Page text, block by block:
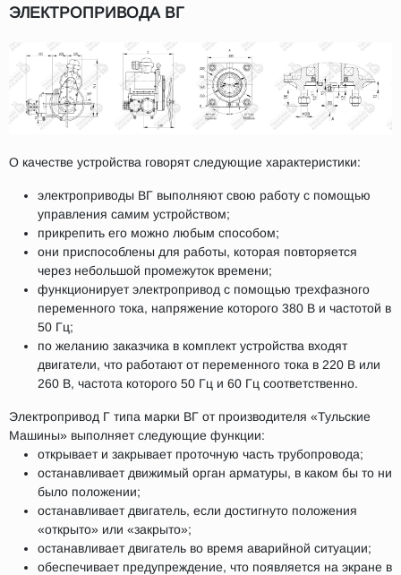
ЭЛЕКТРОПРИВОДА ВГ
О качестве устройства говорят следующие характеристики:
электроприводы ВГ выполняют свою работу с помощью
управления самим устройством;
прикрепить его можно любым способом;
они приспособлены для работы, которая повторяется
через небольшой промежуток времени;
функционирует электропривод с помощью трехфазного
переменного тока, напряжение которого 380 В и частотой в
50 Гц;
по желанию заказчика в комплект устройства входят
двигатели, что работают от переменного тока в 220 В или
260 В, частота которого 50 Гц и 60 Гц соответственно.
Электропривод Г типа марки ВГ от производителя «Тульские
Машины» выполняет следующие функции:
открывает и закрывает проточную часть трубопровода;
останавливает движимый орган арматуры, в каком бы то ни
было положении;
останавливает двигатель, если достигнуто положения
«открыто» или «закрыто»;
останавливает двигатель во время аварийной ситуации;
обеспечивает предупреждение, что появляется на экране в